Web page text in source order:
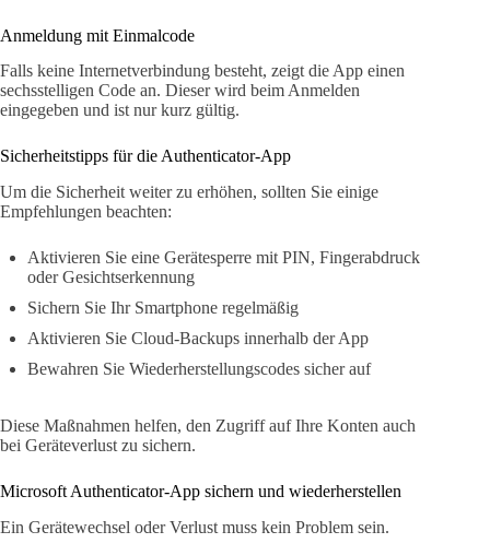
Anmeldung mit Einmalcode
Falls keine Internetverbindung besteht, zeigt die App einen
sechsstelligen Code an. Dieser wird beim Anmelden
eingegeben und ist nur kurz gültig.
Sicherheitstipps für die Authenticator-App
Um die Sicherheit weiter zu erhöhen, sollten Sie einige
Empfehlungen beachten:
Aktivieren Sie eine Gerätesperre mit PIN, Fingerabdruck
oder Gesichtserkennung
Sichern Sie Ihr Smartphone regelmäßig
Aktivieren Sie Cloud-Backups innerhalb der App
Bewahren Sie Wiederherstellungscodes sicher auf
Diese Maßnahmen helfen, den Zugriff auf Ihre Konten auch
bei Geräteverlust zu sichern.
Microsoft Authenticator-App sichern und wiederherstellen
Ein Gerätewechsel oder Verlust muss kein Problem sein.